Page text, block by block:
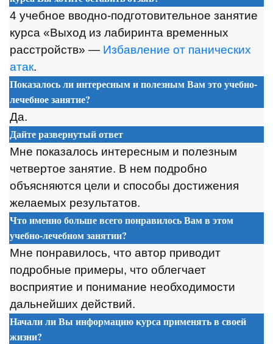
4 учебное вводно-подготовительное занятие
курса «Выход из лабиринта временных
расстройств» — Избавление от панических
атак.
Показалось ли интересным и полезным Вам это учебно-
лечебное занятие?
Да.
Дайте развернутый ответ
Мне показалось интересным и полезным
четвертое занятие. В нем подробно
объясняются цели и способы достижения
желаемых результатов.
Что именно больше всего понравилось Вам в этом
учебно-лечебном занятии?
Мне понравилось, что автор приводит
подробные примеры, что облегчает
восприятие и понимание необходимости
дальнейших действий.
Начали ли Вы информацию курса применять в своей
жизни?